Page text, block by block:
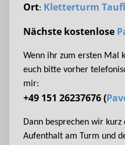
Ort: Kletterturm
Nächste kostenlose
Wenn ihr zum ersten Mal
euch bitte vorher
mir:
+49 151 26237676 (
Dann besprechen wir
Aufenthalt am Turm und